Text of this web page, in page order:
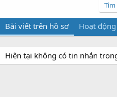
Tìm
Bài viết trên hồ sơ Hoạt
Hiện tại không có tin nhắn